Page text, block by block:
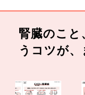
腎臓のこと
うコツが、